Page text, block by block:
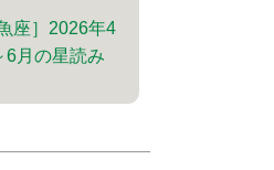
魚座］2026年4
6月の星読み